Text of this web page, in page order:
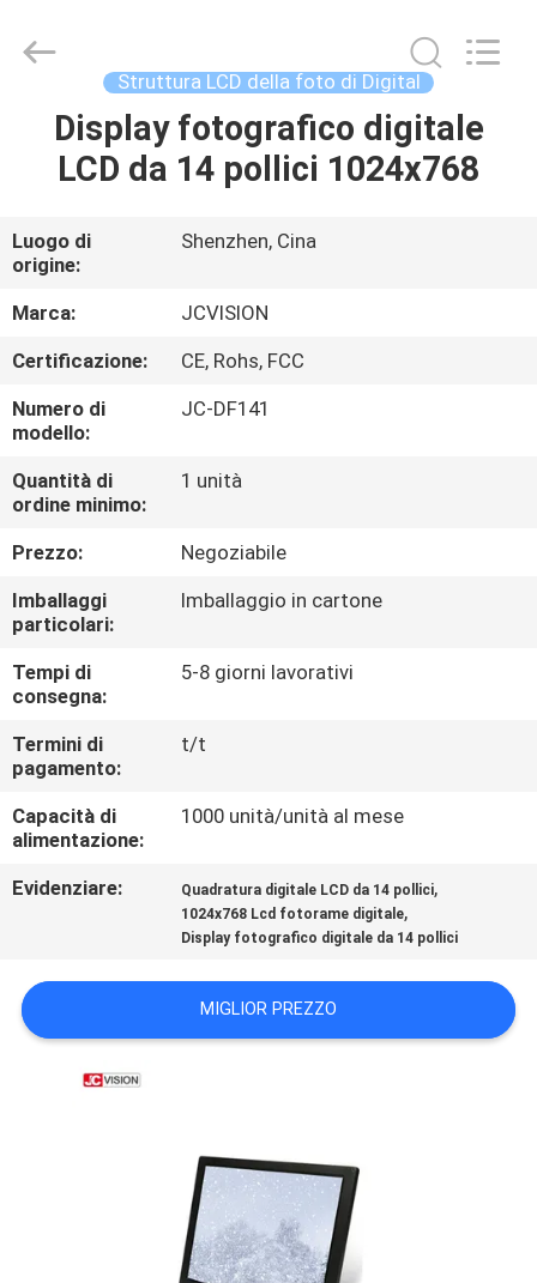
CASA.
SU
DI
NOI
VISITA
ALLA
FABBRICA
CONTROLLO
DELLA
QUALITÀ
CONTATTACI
NOTIZIE
CASI
CHIEDI UN
PREVENTIVO
MAPPA
Interactive
Technology
Struttura LCD della foto di Digital
Display fotografico digitale
LCD da 14 pollici 1024x768
Luogo di
origine:
Shenzhen, Cina
Marca:
JCVISION
Certificazione:
CE, Rohs, FCC
Numero di
modello:
JC-DF141
Quantità di
ordine minimo:
1 unità
Prezzo:
Negoziabile
Imballaggi
particolari:
Imballaggio in cartone
Tempi di
consegna:
5-8 giorni lavorativi
Termini di
pagamento:
t/t
Capacità di
alimentazione:
1000 unità/unità al mese
Evidenziare: Quadratura digitale LCD da 14 pollici,
1024x768 Lcd fotorame digitale,
Display fotografico digitale da 14 pollici
MIGLIOR PREZZO